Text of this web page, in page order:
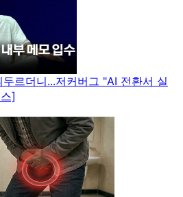
르더니...저커버그 "AI 전환서 실
]